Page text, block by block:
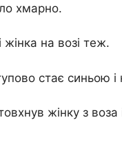
хмарно.
на возі теж.
стає синьою і
жінку з воза